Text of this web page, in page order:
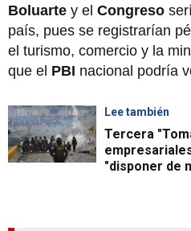
Boluarte y el Congreso
país, pues se registrarían
el turismo, comercio y la
que el PBI nacional podría
Lee también
Tercera
"disponer de